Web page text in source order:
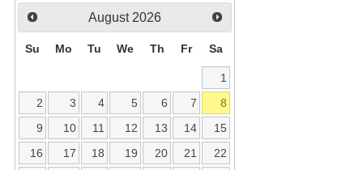
August 2026
Su Mo Tu We Th Fr Sa
1
2
3 4 5 6 7
8
9
10 11 12 13 14
15
16
17 18 19 20 21
22